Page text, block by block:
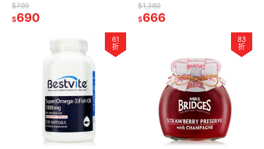
$799
$690
$1,380
$666
61
折
83
折